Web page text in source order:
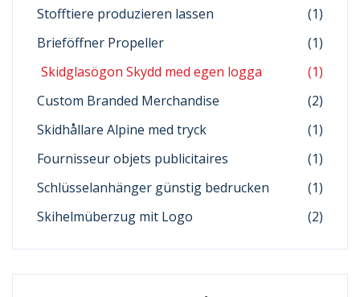
Stofftiere produzieren lassen
(1)
Brieföffner Propeller
(1)
Skidglasögon Skydd med egen logga
(1)
Custom Branded Merchandise
(2)
Skidhållare Alpine med tryck
(1)
Fournisseur objets publicitaires
(1)
Schlüsselanhänger günstig bedrucken
(1)
Skihelmüberzug mit Logo
(2)